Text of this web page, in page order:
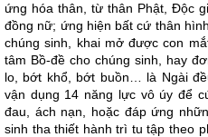
ứng hóa thân, từ thân Phật, Độc
đồng nữ; ứng hiện bất cứ thân
chúng sinh, khai mở được con
tâm Bồ-đề cho chúng sinh, hay
lo, bớt khổ, bớt buồn… là Ngài
vận dụng 14 năng lực vô úy để
đau, ách nạn, hoặc đáp ứng
sinh tha thiết hành trì tu tập theo